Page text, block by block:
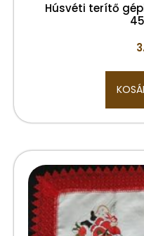
Húsvéti terítő